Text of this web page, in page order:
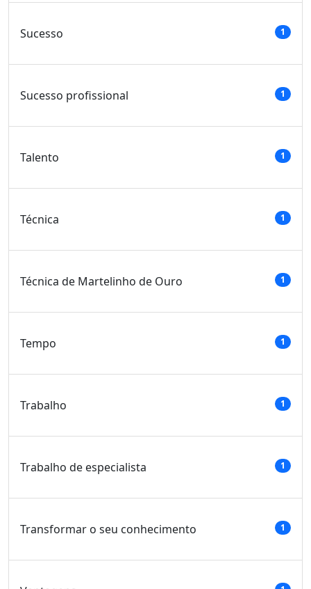
Sucesso 1
Sucesso profissional 1
Talento 1
Técnica 1
Técnica de Martelinho de Ouro 1
Tempo 1
Trabalho 1
Trabalho de especialista 1
Transformar o seu conhecimento 1